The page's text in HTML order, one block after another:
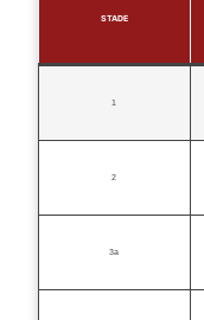
STADE
1
2
3a